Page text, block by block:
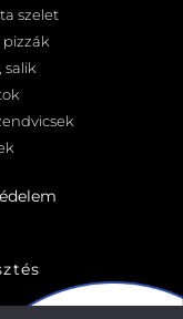
szelet
pizzák
salik